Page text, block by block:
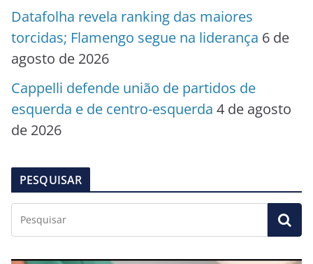
Datafolha revela ranking das maiores
torcidas; Flamengo segue na liderança 6 de
agosto de 2026
Cappelli defende união de partidos de
esquerda e de centro-esquerda 4 de agosto
de 2026
PESQUISAR